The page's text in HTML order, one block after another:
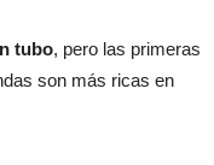
tubo, pero las primeras
son más ricas en